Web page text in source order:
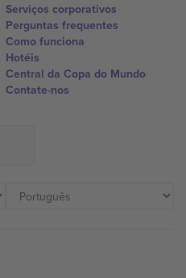
Serviços corporativos
Perguntas frequentes
Como funciona
Hotéis
Central da Copa do Mundo
Contate-nos